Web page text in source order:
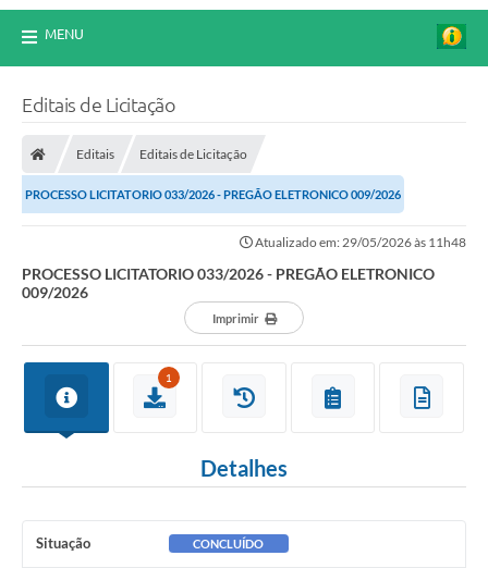
MENU
Editais de Licitação
Editais Editais de Licitação
PROCESSO LICITATORIO 033/2026 - PREGÃO ELETRONICO 009/2026
Atualizado em: 29/05/2026 às 11h48
PROCESSO LICITATORIO 033/2026 - PREGÃO ELETRONICO
009/2026
Imprimir
1
Detalhes
Situação CONCLUÍDO